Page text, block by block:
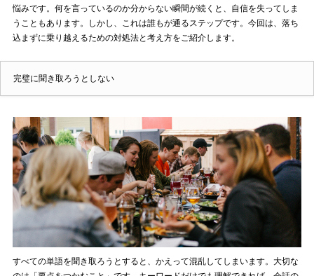
悩みです。何を言っているのか分からない瞬間が続くと、自信を失ってしま
うこともあります。しかし、これは誰もが通るステップです。今回は、落ち
込まずに乗り越えるための対処法と考え方をご紹介します。
完璧に聞き取ろうとしない
すべての単語を聞き取ろうとすると、かえって混乱してしまいます。大切な